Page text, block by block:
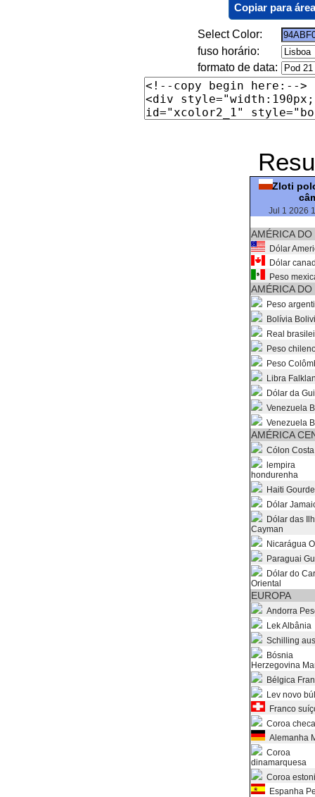
Copiar para
Select Color:
fuso horário:
formato de data:
Zloti
Jul 1 2026
AMÉRICA
Dólar
Dólar
Peso
AMÉRICA DO
Peso
Bolívia
Real
Peso
Peso
Libra
Dólar da
Venezuela
Venezuela
AMÉRICA
Cólon
lempira
hondurenha
Haiti Gourde
Dólar
Dólar das
Cayman
Nicarágua
Paraguai
Dólar do
Oriental
EUROPA
Andorra
Lek Albânia
Schilling
Bósnia
Herzegovina
Bélgica
Lev novo
Franco
Coroa checa
Alemanha
Coroa
dinamarquesa
Coroa
Espanha